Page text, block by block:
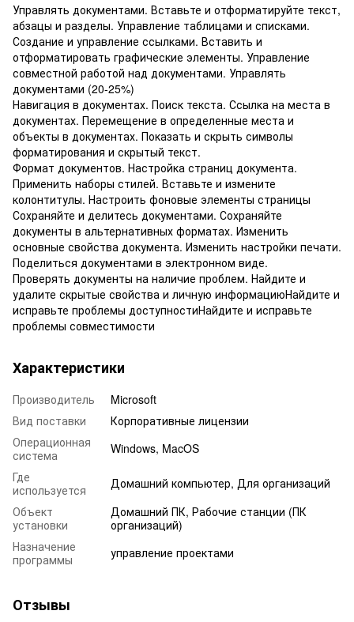
Управлять документами. Вставьте и отформатируйте текст,
абзацы и разделы. Управление таблицами и списками.
Создание и управление ссылками. Вставить и
отформатировать графические элементы. Управление
совместной работой над документами. Управлять
документами (20-25%)
Навигация в документах. Поиск текста. Ссылка на места в
документах. Перемещение в определенные места и
объекты в документах. Показать и скрыть символы
форматирования и скрытый текст.
Формат документов. Настройка страниц документа.
Применить наборы стилей. Вставьте и измените
колонтитулы. Настроить фоновые элементы страницы
Сохраняйте и делитесь документами. Сохраняйте
документы в альтернативных форматах. Изменить
основные свойства документа. Изменить настройки печати.
Поделиться документами в электронном виде.
Проверять документы на наличие проблем. Найдите и
удалите скрытые свойства и личную информациюНайдите и
исправьте проблемы доступностиНайдите и исправьте
проблемы совместимости
Характеристики
Производитель
Microsoft
Вид поставки
Корпоративные лицензии
Операционная
система
Windows, MacOS
Где
используется
Домашний компьютер, Для организаций
Объект
установки
Домашний ПК, Рабочие станции (ПК
организаций)
Назначение
программы
управление проектами
Отзывы